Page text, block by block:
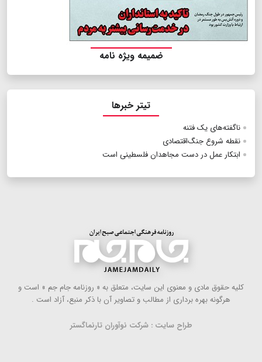
ضمیمه ویژه نامه
تیتر خبرها
ناگفته‌‌های یک فتنه
نقطه شروع جنگ‌اقتصادی
ابتکار عمل در دست مجاهدان ‌فلسطینی است
كلیه حقوق مادی و معنوی این سایت، متعلق به « روزنامه جام جم » است و
هرگونه بهره ‌برداری از مطالب و تصاویر آن با ذكر منبع، آزاد است .
طراح سایت : شرکت نوآوران تارنماگستر